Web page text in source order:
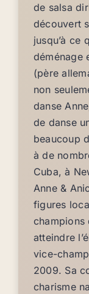
de salsa
découvert
jusqu’à ce
déménage
(père
non
danse
de danse
beaucoup
à de
Cuba, à
Anne &
figures
champions
atteindre
vice-
2009. Sa
charisme